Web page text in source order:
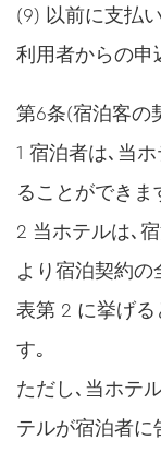
(9) 以前に支払
利用者からの申
第6条(宿泊客の
1 宿泊者は､当
ることができま
2 当ホテルは､
より宿泊契約
表第 2 に挙げ
す｡
ただし､当ホテ
テルが宿泊者に